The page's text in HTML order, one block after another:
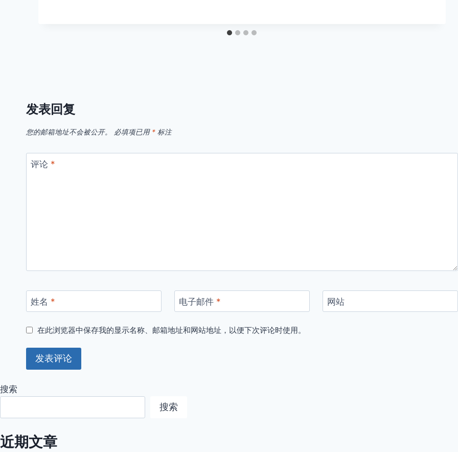
发表回复
您的邮箱地址不会被公开。 必填项已用 * 标注
评论 *
姓名 * 电子邮件 * 网站
在此浏览器中保存我的显示名称、邮箱地址和网站地址，以便下次评论时使用。
搜索
搜索
近期文章